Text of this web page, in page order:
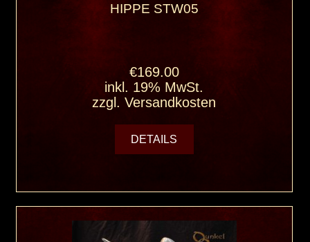
HIPPE STW05
€169.00
inkl. 19% MwSt.
zzgl.Versandkosten
DETAILS